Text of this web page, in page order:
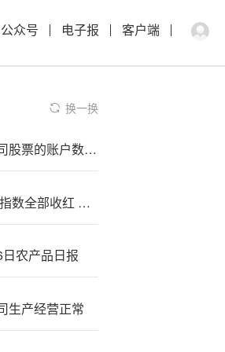
公众号 电子报 客户端
换一换
泰!和新材：持股公司股票的账户数量较三季度公开数据增减变动未超过10%
A股8:月收官：重要指数全部收红 科创50大涨28％ 上证涨近8％突破3800点
日农产品日报
生产经营正常